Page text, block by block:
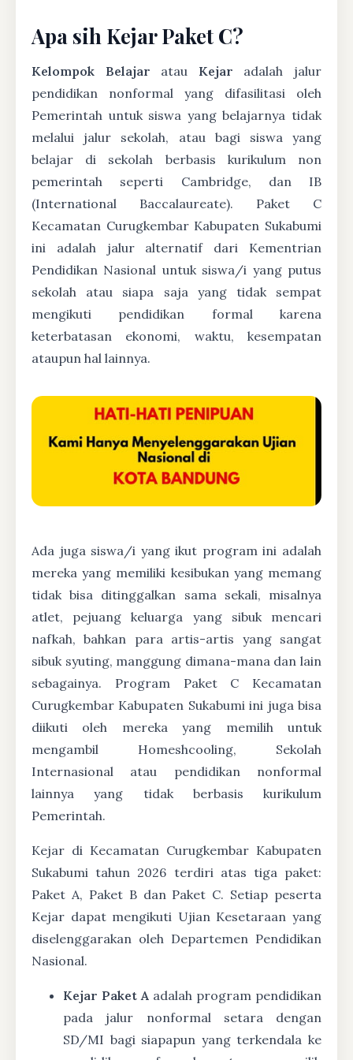
Apa sih Kejar Paket C?
Kelompok Belajar atau Kejar adalah jalur
pendidikan nonformal yang difasilitasi oleh
Pemerintah untuk siswa yang belajarnya tidak
melalui jalur sekolah, atau bagi siswa yang
belajar di sekolah berbasis kurikulum non
pemerintah seperti Cambridge, dan IB
(International Baccalaureate). Paket C
Kecamatan Curugkembar Kabupaten Sukabumi
ini adalah jalur alternatif dari Kementrian
Pendidikan Nasional untuk siswa/i yang putus
sekolah atau siapa saja yang tidak sempat
mengikuti pendidikan formal karena
keterbatasan ekonomi, waktu, kesempatan
ataupun hal lainnya.
Ada juga siswa/i yang ikut program ini adalah
mereka yang memiliki kesibukan yang memang
tidak bisa ditinggalkan sama sekali, misalnya
atlet, pejuang keluarga yang sibuk mencari
nafkah, bahkan para artis-artis yang sangat
sibuk syuting, manggung dimana-mana dan lain
sebagainya. Program Paket C Kecamatan
Curugkembar Kabupaten Sukabumi ini juga bisa
diikuti oleh mereka yang memilih untuk
mengambil Homeshcooling, Sekolah
Internasional atau pendidikan nonformal
lainnya yang tidak berbasis kurikulum
Pemerintah.
Kejar di Kecamatan Curugkembar Kabupaten
Sukabumi tahun 2026 terdiri atas tiga paket:
Paket A, Paket B dan Paket C. Setiap peserta
Kejar dapat mengikuti Ujian Kesetaraan yang
diselenggarakan oleh Departemen Pendidikan
Nasional.
Kejar Paket A adalah program pendidikan
pada jalur nonformal setara dengan
SD/MI bagi siapapun yang terkendala ke